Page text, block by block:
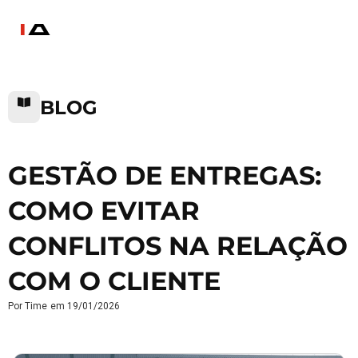
BLOG
GESTÃO DE ENTREGAS:
COMO EVITAR
CONFLITOS NA RELAÇÃO
COM O CLIENTE
Por Time em 19/01/2026